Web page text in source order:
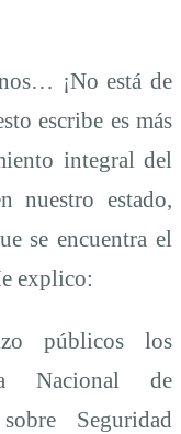
¡No está de
escribe es más
integral del
nuestro estado,
se encuentra el
explico:
públicos los
Nacional de
Seguridad